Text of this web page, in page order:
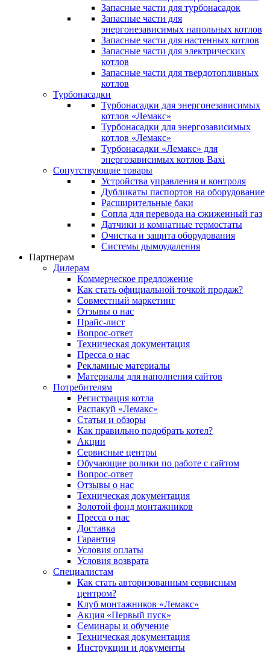
Запасные части для турбонасадок
Запасные части для
энергонезависимых напольных котлов
Запасные части для настенных котлов
Запасные части для электрических
котлов
Запасные части для твердотопливных
котлов
Турбонасадки
Турбонасадки для энергонезависимых
котлов «Лемакс»
Турбонасадки для энергозависимых
котлов «Лемакс»
Турбонасадки «Лемакс» для
энергозависимых котлов Baxi
Сопутствующие товары
Устройства управления и контроля
Дубликаты паспортов на оборудование
Расширительные баки
Сопла для перевода на сжиженный газ
Датчики и комнатные термостаты
Очистка и защита оборудования
Системы дымоудаления
Партнерам
Дилерам
Коммерческое предложение
Как стать официальной точкой продаж?
Совместный маркетинг
Отзывы о нас
Прайс-лист
Вопрос-ответ
Техническая документация
Пресса о нас
Рекламные материалы
Материалы для наполнения сайтов
Потребителям
Регистрация котла
Распакуй «Лемакс»
Статьи и обзоры
Как правильно подобрать котел?
Акции
Сервисные центры
Обучающие ролики по работе с сайтом
Вопрос-ответ
Отзывы о нас
Техническая документация
Золотой фонд монтажников
Пресса о нас
Доставка
Гарантия
Условия оплаты
Условия возврата
Специалистам
Как стать авторизованным сервисным
центром?
Клуб монтажников «Лемакс»
Акция «Первый пуск»
Семинары и обучение
Техническая документация
Инструкции и документы